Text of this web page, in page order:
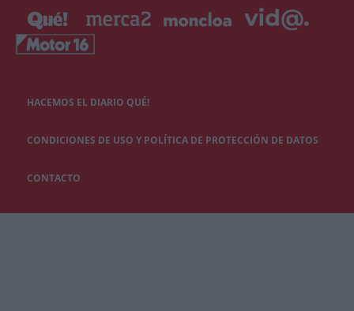
HACEMOS EL DIARIO QUÉ!
CONDICIONES DE USO Y POLÍTICA DE PROTECCIÓN DE DATOS
CONTACTO